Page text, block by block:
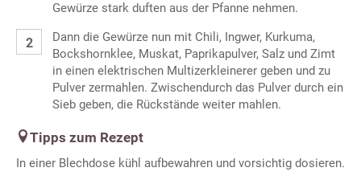
Gewürze stark duften aus der Pfanne nehmen.
Dann die Gewürze nun mit Chili, Ingwer, Kurkuma,
Bockshornklee, Muskat, Paprikapulver, Salz und Zimt
in einen elektrischen Multizerkleinerer geben und zu
Pulver zermahlen. Zwischendurch das Pulver durch ein
Sieb geben, die Rückstände weiter mahlen.
Tipps zum Rezept
In einer Blechdose kühl aufbewahren und vorsichtig dosieren.